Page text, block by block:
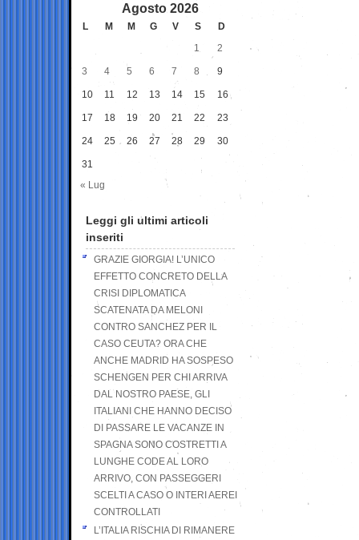
Agosto 2026
L M M G V S
D
1
2
3 4 5 6 7 8 9
10 11 12 13 14 15 16
17 18 19 20 21 22 23
24 25 26 27 28 29 30
31
« Lug
Leggi gli ultimi articoli
inseriti
GRAZIE GIORGIA! L’UNICO
EFFETTO CONCRETO DELLA
CRISI DIPLOMATICA
SCATENATA DA MELONI
CONTRO SANCHEZ PER IL
CASO CEUTA? ORA CHE
ANCHE MADRID HA SOSPESO
SCHENGEN PER CHI ARRIVA
DAL NOSTRO PAESE, GLI
ITALIANI CHE HANNO DECISO
DI PASSARE LE VACANZE IN
SPAGNA SONO COSTRETTI A
LUNGHE CODE AL LORO
ARRIVO, CON PASSEGGERI
SCELTI A CASO O INTERI AEREI
CONTROLLATI
L’ITALIA RISCHIA DI RIMANERE